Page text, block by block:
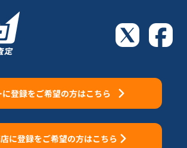
登録をご希望の方はこちら
に登録をご希望の方はこちら